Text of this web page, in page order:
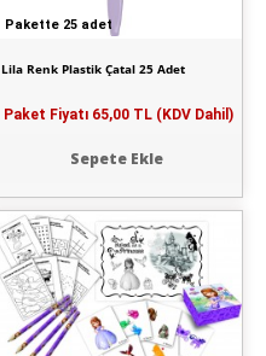
Pakette 25 adet
Lila Renk Plastik Çatal 25 Adet
Paket Fiyatı 65,00 TL (KDV Dahil)
Sepete Ekle